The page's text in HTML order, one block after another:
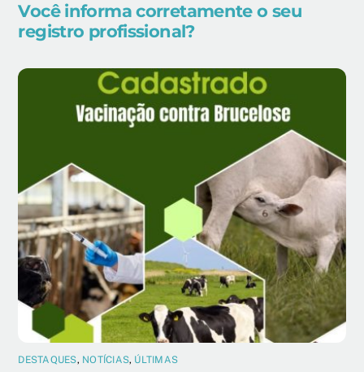
Você informa corretamente o seu
registro profissional?
DESTAQUES, NOTÍCIAS, ÚLTIMAS